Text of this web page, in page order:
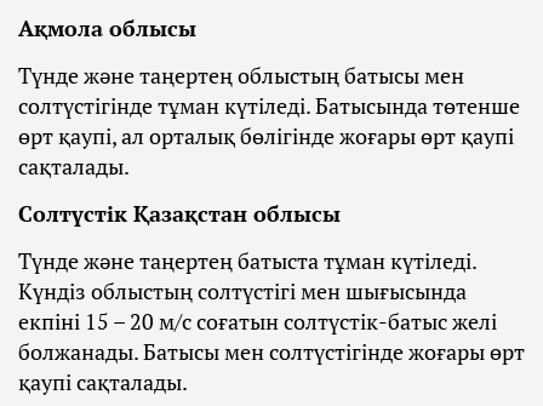
Ақмола облысы
Түнде және таңертең облыстың батысы мен
солтүстігінде тұман күтіледі. Батысында төтенше
өрт қаупі, ал орталық бөлігінде жоғары өрт қаупі
сақталады.
Солтүстік Қазақстан облысы
Түнде және таңертең батыста тұман күтіледі.
Күндіз облыстың солтүстігі мен шығысында
екпіні 15 – 20 м/с соғатын солтүстік-батыс желі
болжанады. Батысы мен солтүстігінде жоғары өрт
қаупі сақталады.